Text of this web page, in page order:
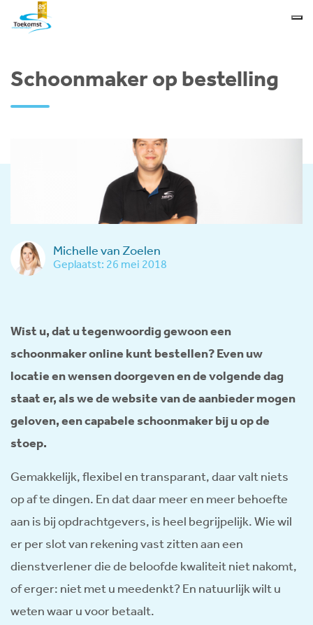
Schoonmaker op bestelling
Michelle van Zoelen
Geplaatst: 26 mei 2018
Wist u, dat u tegenwoordig gewoon een
schoonmaker online kunt bestellen? Even uw
locatie en wensen doorgeven en de volgende dag
staat er, als we de website van de aanbieder mogen
geloven, een capabele schoonmaker bij u op de
stoep.
Gemakkelijk, flexibel en transparant, daar valt niets
op af te dingen. En dat daar meer en meer behoefte
aan is bij opdrachtgevers, is heel begrijpelijk. Wie wil
er per slot van rekening vast zitten aan een
dienstverlener die de beloofde kwaliteit niet nakomt,
of erger: niet met u meedenkt? En natuurlijk wilt u
weten waar u voor betaalt.